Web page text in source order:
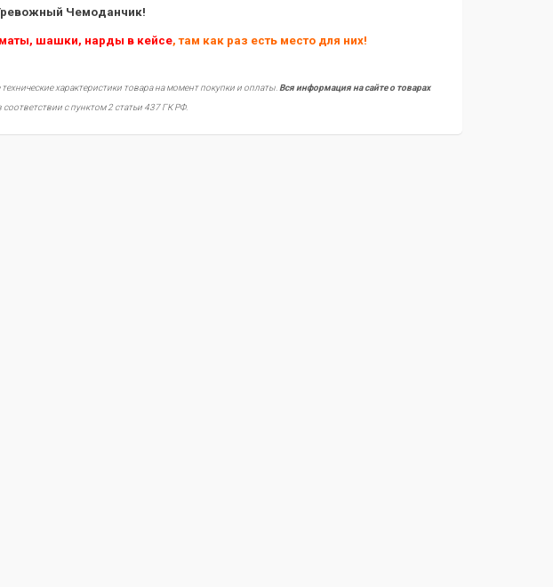
Чемоданчик!
шашки, нарды в кейсе, там как раз есть место для них!
характеристики товара на момент покупки и оплаты. Вся информация на сайте о товарах
соответствии с пунктом 2 статьи 437 ГК РФ.